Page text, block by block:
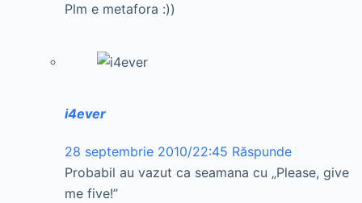
Plm e metafora :))
i4ever
28 septembrie 2010/22:45 Răspunde
Probabil au vazut ca seamana cu „Please, give
me five!”